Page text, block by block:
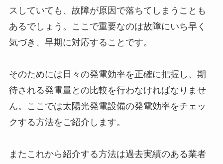
スしていても、故障が原因で落ちてしまうことも
あるでしょう。ここで重要なのは故障にいち早く
気づき、早期に対応することです。
そのためには日々の発電効率を正確に把握し、期
待される発電量との比較を行わなければなりませ
ん。ここでは太陽光発電設備の発電効率をチェッ
クする方法をご紹介します。
またこれから紹介する方法は過去実績のある業者